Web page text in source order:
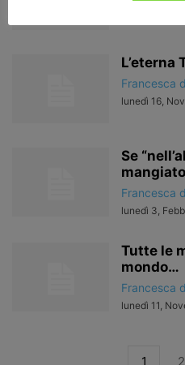
Francesca
lunedì 16,
Se
Francesca
lunedì 3,
Tutte le
mondo…
Francesca
lunedì 11,
1 2